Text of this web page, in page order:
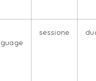
sessione